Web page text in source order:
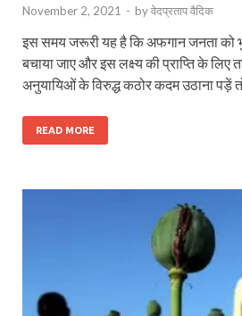
November 2, 2021 - byवेदप्रताप वैदिक
इस समय जरूरी यह है कि अफगान जनता को
बचाया जाए और इस लक्ष्य की प्राप्ति के लिए
अनुयायिओं के विरुद्ध कठोर कदम उठाना पड़ें
READ MORE